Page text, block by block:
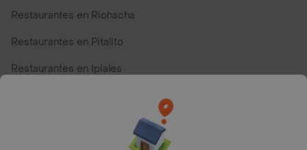
Restaurantes en Riohacha
Restaurantes en Pitalito
Restaurantes en Ipiales
Restaurantes cerca de mi para pedir Comida a Domicilio -